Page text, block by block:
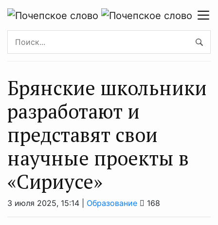
Брянские школьники
разработают и
представят свои
научные проекты в
«Сириусе»
3 июля 2025, 15:14 | Образование 168